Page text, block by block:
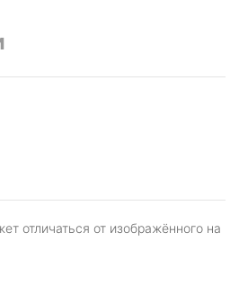
отличаться от изображённого на